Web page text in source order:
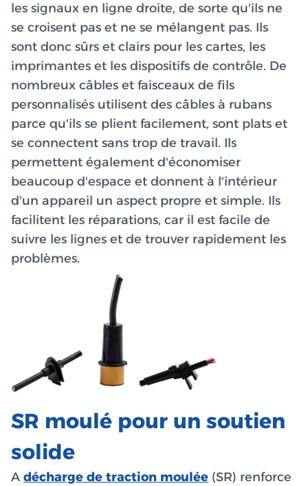
les signaux en ligne droite, de sorte qu'ils ne
se croisent pas et ne se mélangent pas. Ils
sont donc sûrs et clairs pour les cartes, les
imprimantes et les dispositifs de contrôle. De
nombreux câbles et faisceaux de fils
personnalisés utilisent des câbles à rubans
parce qu'ils se plient facilement, sont plats et
se connectent sans trop de travail. Ils
permettent également d'économiser
beaucoup d'espace et donnent à l'intérieur
d'un appareil un aspect propre et simple. Ils
facilitent les réparations, car il est facile de
suivre les lignes et de trouver rapidement les
problèmes.
SR moulé pour un soutien
solide
A décharge de traction moulée (SR) renforce